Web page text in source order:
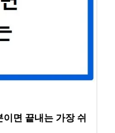
면 끝내는 가장 쉬